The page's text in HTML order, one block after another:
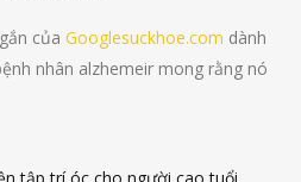
của Googlesuckhoe.com dành
nhân alzhemeir mong rằng nó